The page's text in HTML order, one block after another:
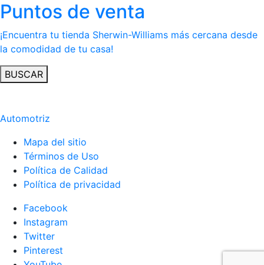
Puntos de venta
¡Encuentra tu tienda Sherwin-Williams más cercana desde
la comodidad de tu casa!
BUSCAR
Automotriz
Mapa del sitio
Términos de Uso
Política de Calidad
Política de privacidad
Facebook
Instagram
Twitter
Pinterest